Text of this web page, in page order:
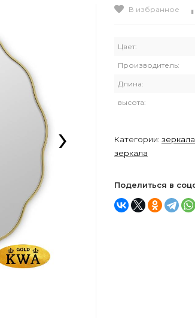
›
В избранное
Цвет:
Производитель:
Длина:
высота:
Категории: зеркала
зеркала
Поделиться в